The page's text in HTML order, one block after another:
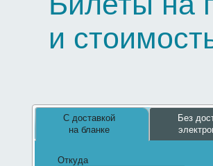
и
С доставкой
на бланке
Без
Откуда